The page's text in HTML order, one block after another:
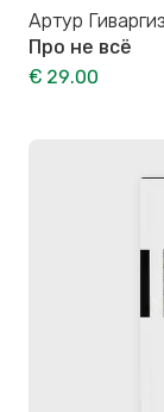
Артур
Про не всё
€ 29.00